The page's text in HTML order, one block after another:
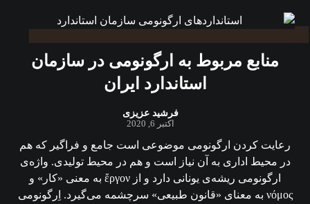
منابع مربوط به ارگونومی در سازمان
استاندارد ایران
فرشید عزیزی
اکتبر 6, 2020
رعایت کردن ارگونومی موضوعی است جامع و فراگیر که هم
در محیط اداری به آن نیاز است و هم در محیط تولیدی. واژه‌ی
ارگونومی ریشه‌ی یونانی دارد و از ἔργον به معنی «کار» و
νόμος به معنای «قانون طبیعی» سرچشمه می‌گیرد. اِرگونومی